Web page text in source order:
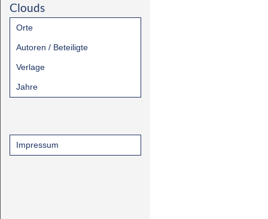
Clouds
Orte
Autoren / Beteiligte
Verlage
Jahre
Impressum